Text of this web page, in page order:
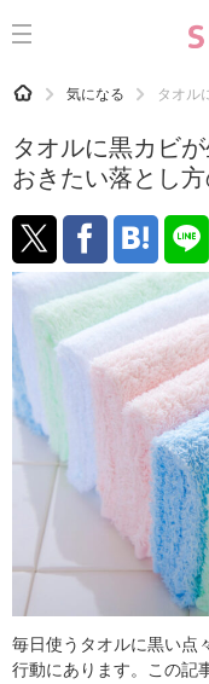
CATEGORY 記事カテゴリ
運気
洗濯
生活の知恵
お金
掃除
趣味
食材辞典
おすすめ
HOME 気になる タオル
タオルに黒カビ
おきたい落とし
毎日使うタオルに黒い点
行動にあります。この記